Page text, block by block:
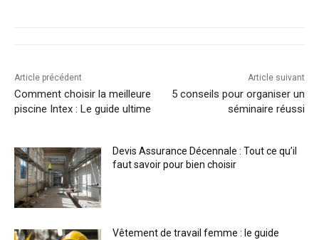
Article précédent
Comment choisir la meilleure
piscine Intex : Le guide ultime
Article suivant
5 conseils pour organiser un
séminaire réussi
Devis Assurance Décennale : Tout ce qu’il
faut savoir pour bien choisir
Vêtement de travail femme : le guide